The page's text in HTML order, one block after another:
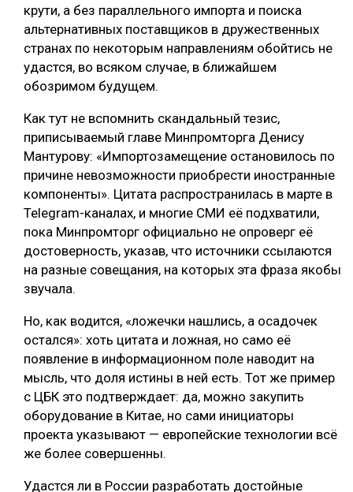
крути, а без параллельного импорта и поиска
альтернативных поставщиков в дружественных
странах по некоторым направлениям обойтись не
удастся, во всяком случае, в ближайшем
обозримом будущем.
Как тут не вспомнить скандальный тезис,
приписываемый главе Минпромторга Денису
Мантурову: «Импортозамещение остановилось по
причине невозможности приобрести иностранные
компоненты». Цитата распространилась в марте в
Telegram-каналах, и многие СМИ её подхватили,
пока Минпромторг официально не опроверг её
достоверность, указав, что источники ссылаются
на разные совещания, на которых эта фраза якобы
звучала.
Но, как водится, «ложечки нашлись, а осадочек
остался»: хоть цитата и ложная, но само её
появление в информационном поле наводит на
мысль, что доля истины в ней есть. Тот же пример
с ЦБК это подтверждает: да, можно закупить
оборудование в Китае, но сами инициаторы
проекта указывают — европейские технологии всё
же более совершенны.
Удастся ли в России разработать достойные